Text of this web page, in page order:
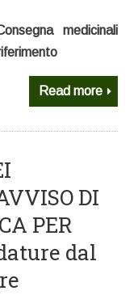
medicinali
Read more
DI
PER
dal